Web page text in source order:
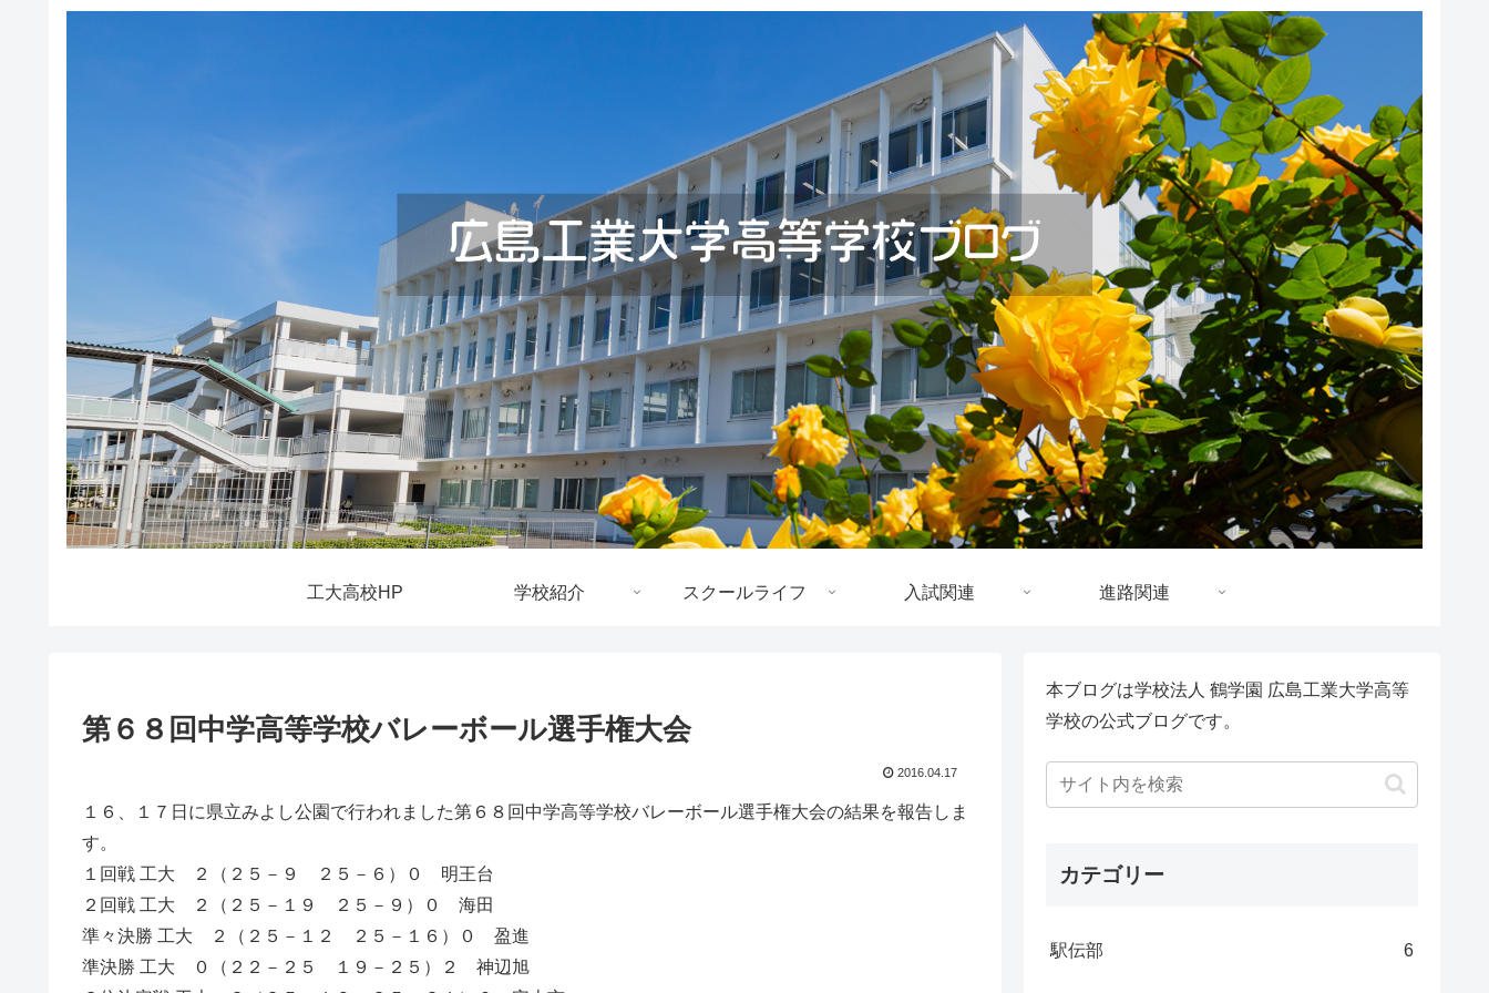
工大高校HP 学校紹介 スクールライフ 入試関連 進路関連
第６８回中学高等学校バレーボール選手権大会
2016.04.17
１６、１７日に県立みよし公園で行われました第６８回中学高等学校バレーボール選手権大会の結果を報告しま
す。
１回戦 工大 ２（２５－９ ２５－６）０ 明王台
２回戦 工大 ２（２５－１９ ２５－９）０ 海田
準々決勝 工大 ２（２５－１２ ２５－１６）０ 盈進
準決勝 工大 ０（２２－２５ １９－２５）２ 神辺旭
本ブログは学校法人 鶴学園 広島工業大学高等
学校の公式ブログです。
カテゴリー
駅伝部 6